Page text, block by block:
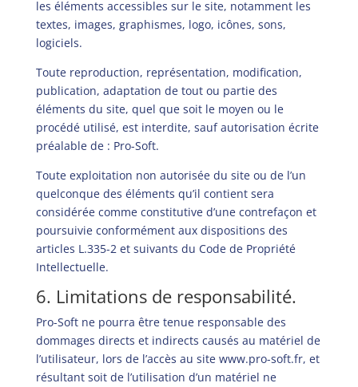
les éléments accessibles sur le site, notamment les
textes, images, graphismes, logo, icônes, sons,
logiciels.
Toute reproduction, représentation, modification,
publication, adaptation de tout ou partie des
éléments du site, quel que soit le moyen ou le
procédé utilisé, est interdite, sauf autorisation écrite
préalable de : Pro-Soft.
Toute exploitation non autorisée du site ou de l’un
quelconque des éléments qu’il contient sera
considérée comme constitutive d’une contrefaçon et
poursuivie conformément aux dispositions des
articles L.335-2 et suivants du Code de Propriété
Intellectuelle.
6. Limitations de responsabilité.
Pro-Soft ne pourra être tenue responsable des
dommages directs et indirects causés au matériel de
l’utilisateur, lors de l’accès au site www.pro-soft.fr, et
résultant soit de l’utilisation d’un matériel ne